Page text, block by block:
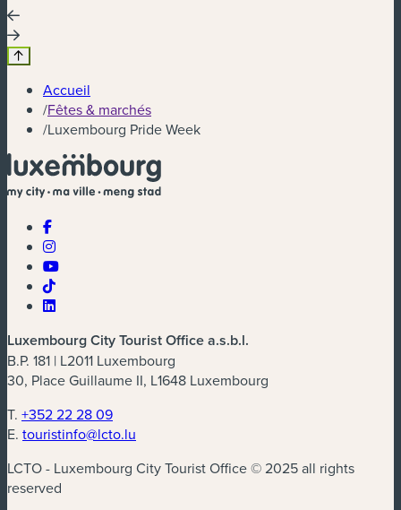
Accueil
/Fêtes & marchés
/Luxembourg Pride Week
Luxembourg City Tourist Office a.s.b.l.
B.P. 181 | L2011 Luxembourg
30, Place Guillaume II, L1648 Luxembourg
T. +352 22 28 09
E. touristinfo@lcto.lu
LCTO - Luxembourg City Tourist Office © 2025 all rights
reserved